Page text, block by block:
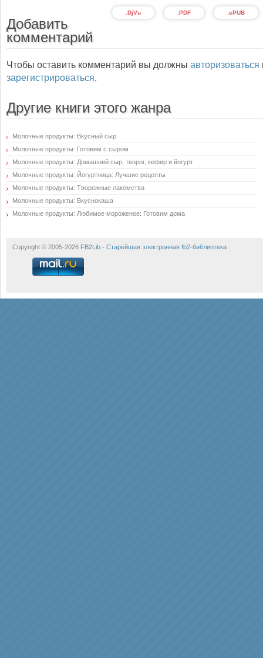
.ePUB
.PDF
.DjVu
Добавить
комментарий
Чтобы оставить комментарий вы должны авторизоваться
зарегистрироваться.
Другие книги этого жанра
Молочные продукты: Вкусный сыр
Молочные продукты: Готовим с сыром
Молочные продукты: Домашний сыр, творог, кефир и йогурт
Молочные продукты: Йогуртница: Лучшие рецепты
Молочные продукты: Творожные лакомства
Молочные продукты: Вкуснокаша
Молочные продукты: Любимое мороженое: Готовим дома
Copyright © 2005-2026 FB2Lib - Старейшая электронная fb2-библиотека